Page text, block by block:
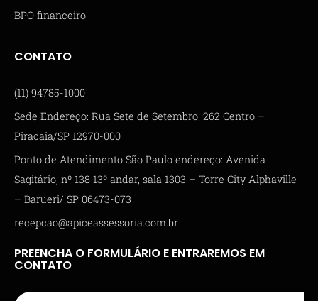
BPO financeiro
CONTATO
(11) 94785-1000
Sede Endereço: Rua Sete de Setembro, 262 Centro –
Piracaia/SP 12970-000
Ponto de Atendimento São Paulo endereço: Avenida
Sagitário, nº 138 13º andar, sala 1303 – Torre City Alphaville
– Barueri/ SP 06473-073
recepcao@apiceassessoria.com.br
PREENCHA O FORMULÁRIO E ENTRAREMOS EM
CONTATO